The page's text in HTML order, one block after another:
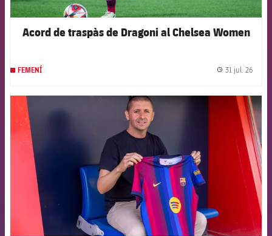
Acord de traspàs de Dragoni al Chelsea Women
FEMENÍ 31 jul. 26
FCB Barcelona badge